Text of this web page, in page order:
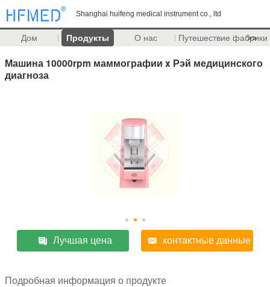
Shanghai huifeng medical instrument co., ltd
Дом Продукты О нас Путешествие фабрики
>>
Машина 10000rpm маммографии x Рэй медицинского
диагноза
Лучшая цена контактные данные
Подробная информация о продукте